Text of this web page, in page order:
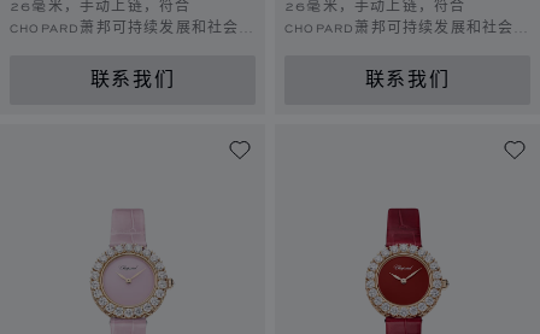
26毫米，手动上链，符合
CHOPARD萧邦可持续发展和社会责
联系我们
26毫米，手动上链，符合
CHOPARD萧邦可持续发展和社会责
联系我们